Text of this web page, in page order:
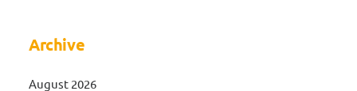
Archive
August 2026